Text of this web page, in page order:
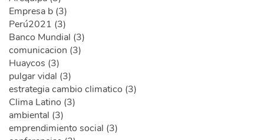
Empresa b (3)
Perú2021 (3)
Banco Mundial (3)
comunicacion (3)
Huaycos (3)
pulgar vidal (3)
estrategia cambio climatico (3)
Clima Latino (3)
ambiental (3)
emprendimiento social (3)